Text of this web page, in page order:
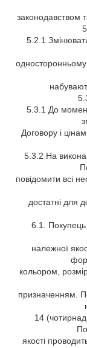
законодавством
5.2.1
односторонньому
5.3.1 До
Договору і
5.3.2 На
повідомити всі
достатні для
6.1.
належної
кольором,
призначенням.
14
якості